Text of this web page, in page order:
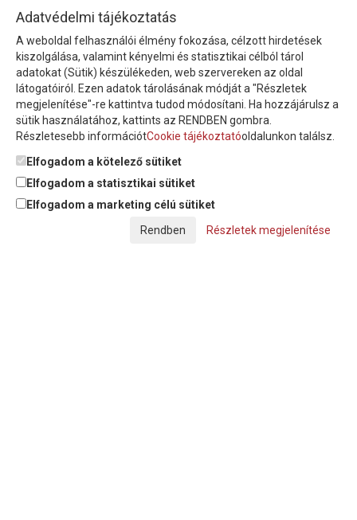
HÍRLEVÉL
Íratkozzon fel hírlevelünkre!
Feliratkozom a hírlevélre és nyilatkozom, hogy azadatkezelési
tájékoztatót elolvastam, megismertem és elfogadom.
© Copyright Triász-Tömlő Kft. | Minden jog fenntartva!
Adatvédelmi tájékoztatás
A weboldal felhasználói élmény fokozása, célzott hirdetések
kiszolgálása, valamint kényelmi és statisztikai célból tárol
adatokat (Sütik) készülékeden, web szervereken az oldal
látogatóiról. Ezen adatok tárolásának módját a "Részletek
megjelenítése"-re kattintva tudod módosítani. Ha hozzájárulsz a
sütik használatához, kattints az RENDBEN gombra.
Részletesebb információtCookie tájékoztatóoldalunkon találsz.
Elfogadom a kötelező sütiket
Elfogadom a statisztikai sütiket
Elfogadom a marketing célú sütiket
Részletek megjelenítése